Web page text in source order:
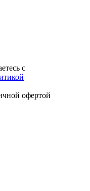
с
офертой